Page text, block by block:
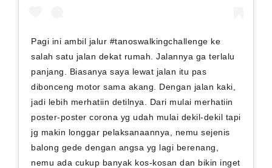
Pagi ini ambil jalur #tanoswalkingchallenge ke
salah satu jalan dekat rumah. Jalannya ga terlalu
panjang. Biasanya saya lewat jalan itu pas
dibonceng motor sama akang. Dengan jalan kaki,
jadi lebih merhatiin detilnya. Dari mulai merhatiin
poster-poster corona yg udah mulai dekil-dekil tapi
jg makin longgar pelaksanaannya, nemu sejenis
balong gede dengan angsa yg lagi berenang,
nemu ada cukup banyak kos-kosan dan bikin inget